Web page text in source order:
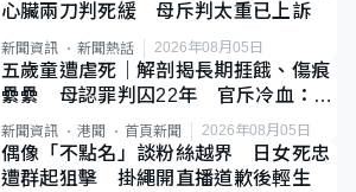
心臟兩刀判死緩 母斥判太重已上訴
新聞資訊 新聞熱話 2026年08月05日
五歲童遭虐死｜解剖揭長期捱餓、傷痕
纍纍 母認罪判囚22年 官斥冷血：同
類案最惡劣
新聞資訊 港聞 首頁新聞 2026年08月05日
偶像「不點名」談粉絲越界 日女死忠
遭群起狙擊 掛繩開直播道歉後輕生